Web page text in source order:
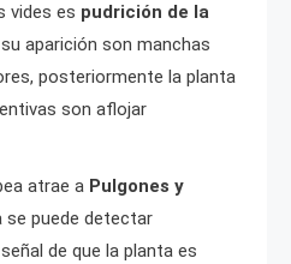
vides es pudrición de la
aparición son manchas
posteriormente la planta
son aflojar
atrae a Pulgones y
se puede detectar
de que la planta es